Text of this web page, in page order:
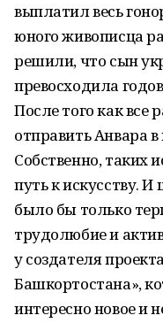
выплатил весь
юного живописца
решили, что сын
превосходила
После того как все
отправить Анвара
Собственно, таких
путь к искусству.
было бы только
трудолюбие и
у создателя
Башкортостана»,
интересно новое и